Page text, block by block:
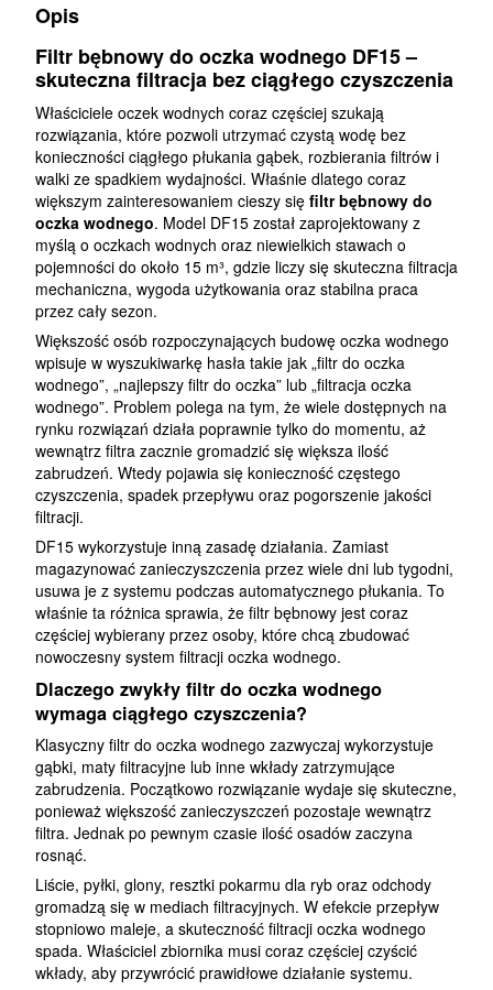
Opis
Filtr bębnowy do oczka wodnego DF15 –
skuteczna filtracja bez ciągłego czyszczenia
Właściciele oczek wodnych coraz częściej szukają
rozwiązania, które pozwoli utrzymać czystą wodę bez
konieczności ciągłego płukania gąbek, rozbierania filtrów i
walki ze spadkiem wydajności. Właśnie dlatego coraz
większym zainteresowaniem cieszy się filtr bębnowy do
oczka wodnego. Model DF15 został zaprojektowany z
myślą o oczkach wodnych oraz niewielkich stawach o
pojemności do około 15 m³, gdzie liczy się skuteczna filtracja
mechaniczna, wygoda użytkowania oraz stabilna praca
przez cały sezon.
Większość osób rozpoczynających budowę oczka wodnego
wpisuje w wyszukiwarkę hasła takie jak „filtr do oczka
wodnego”, „najlepszy filtr do oczka” lub „filtracja oczka
wodnego”. Problem polega na tym, że wiele dostępnych na
rynku rozwiązań działa poprawnie tylko do momentu, aż
wewnątrz filtra zacznie gromadzić się większa ilość
zabrudzeń. Wtedy pojawia się konieczność częstego
czyszczenia, spadek przepływu oraz pogorszenie jakości
filtracji.
DF15 wykorzystuje inną zasadę działania. Zamiast
magazynować zanieczyszczenia przez wiele dni lub tygodni,
usuwa je z systemu podczas automatycznego płukania. To
właśnie ta różnica sprawia, że filtr bębnowy jest coraz
częściej wybierany przez osoby, które chcą zbudować
nowoczesny system filtracji oczka wodnego.
Dlaczego zwykły filtr do oczka wodnego
wymaga ciągłego czyszczenia?
Klasyczny filtr do oczka wodnego zazwyczaj wykorzystuje
gąbki, maty filtracyjne lub inne wkłady zatrzymujące
zabrudzenia. Początkowo rozwiązanie wydaje się skuteczne,
ponieważ większość zanieczyszczeń pozostaje wewnątrz
filtra. Jednak po pewnym czasie ilość osadów zaczyna
rosnąć.
Liście, pyłki, glony, resztki pokarmu dla ryb oraz odchody
gromadzą się w mediach filtracyjnych. W efekcie przepływ
stopniowo maleje, a skuteczność filtracji oczka wodnego
spada. Właściciel zbiornika musi coraz częściej czyścić
wkłady, aby przywrócić prawidłowe działanie systemu.